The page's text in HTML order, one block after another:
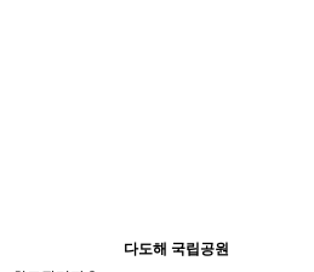
다도해 국립공원